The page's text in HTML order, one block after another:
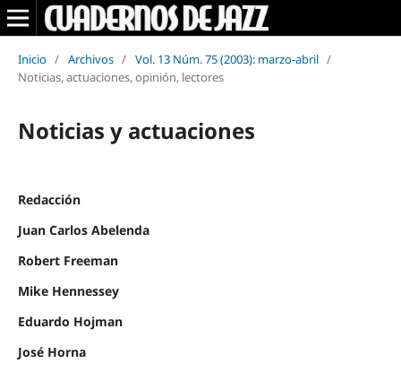
Inicio / Archivos / Vol. 13 Núm. 75 (2003): marzo-abril /
Noticias, actuaciones, opinión, lectores
Noticias y actuaciones
Redacción
Juan Carlos Abelenda
Robert Freeman
Mike Hennessey
Eduardo Hojman
José Horna